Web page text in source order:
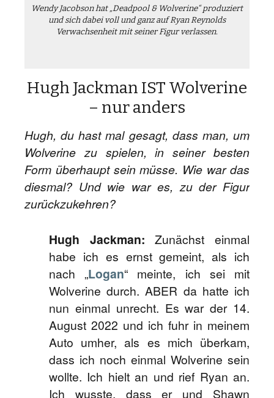
Wendy Jacobson hat „Deadpool & Wolverine“ produziert
und sich dabei voll und ganz auf Ryan Reynolds
Verwachsenheit mit seiner Figur verlassen.
Hugh Jackman IST Wolverine
– nur anders
Hugh, du hast mal gesagt, dass man, um
Wolverine zu spielen, in seiner besten
Form überhaupt sein müsse. Wie war das
diesmal? Und wie war es, zu der Figur
zurückzukehren?
Hugh Jackman: Zunächst einmal
habe ich es ernst gemeint, als ich
nach „Logan“ meinte, ich sei mit
Wolverine durch. ABER da hatte ich
nun einmal unrecht. Es war der 14.
August 2022 und ich fuhr in meinem
Auto umher, als es mich überkam,
dass ich noch einmal Wolverine sein
wollte. Ich hielt an und rief Ryan an.
Ich wusste, dass er und Shawn